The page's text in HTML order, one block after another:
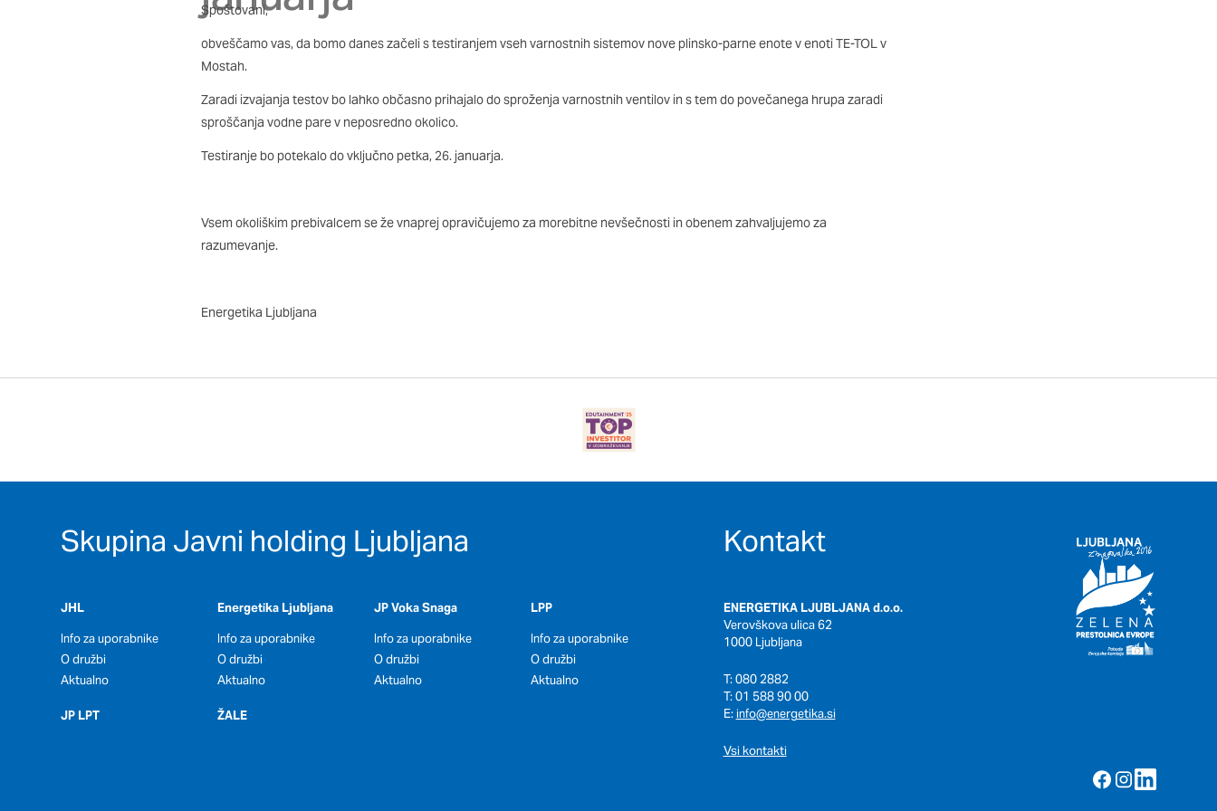
Spoštovani,
obveščamo vas, da bomo danes začeli s testiranjem vseh varnostnih sistemov nove plinsko-parne enote v enoti TE-TOL v
Mostah.
Zaradi izvajanja testov bo lahko občasno prihajalo do sproženja varnostnih ventilov in s tem do povečanega hrupa zaradi
sproščanja vodne pare v neposredno okolico.
Testiranje bo potekalo do vključno petka, 26. januarja.
Vsem okoliškim prebivalcem se že vnaprej opravičujemo za morebitne nevšečnosti in obenem zahvaljujemo za
razumevanje.
Energetika Ljubljana
Skupina Javni holding Ljubljana
JHL
Info za uporabnike
O družbi
Aktualno
Energetika Ljubljana
Info za uporabnike
O družbi
Aktualno
JP LPT ŽALE
JP Voka Snaga
Info za uporabnike
O družbi
Aktualno
LPP
Info za uporabnike
O družbi
Aktualno
Kontakt
ENERGETIKA LJUBLJANA d.o.o.
Verovškova ulica 62
1000 Ljubljana
T: 080 2882
T: 01 588 90 00
E:info@energetika.si
Vsi kontakti
zasebnosti, prijava ali izpolnjevanje obrazcev. Na voljo imate nastavitev, da brskalnik blokira te piškotke ali
vas opozori na njih. V tem primeru nekateri deli spletnega mesta ne bodo delovali.
Piškotki za učinkovitost delovanja
našega spletnega mesta. Z njimi prepoznamo, katera mesta so najbolj in najmanj priljubljena, in
izdelavo profila vaših interesov, ki ga nato uporabijo za prikazovanje ustreznih oglasov na drugih spletnih